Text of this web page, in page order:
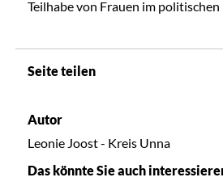
Teilhabe von Frauen im politischen
Seite teilen
Autor
Leonie Joost - Kreis Unna
Das könnte Sie auch